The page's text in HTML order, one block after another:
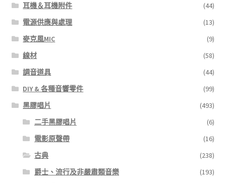
耳機＆耳機附件
(44)
電源供應與處理
(13)
麥克風MIC
(9)
線材
(58)
調音道具
(44)
DIY & 各種音響零件
(99)
黑膠唱片
(493)
二手黑膠唱片
(6)
電影原聲帶
(16)
古典
(238)
爵士、流行及非嚴肅類音樂
(193)